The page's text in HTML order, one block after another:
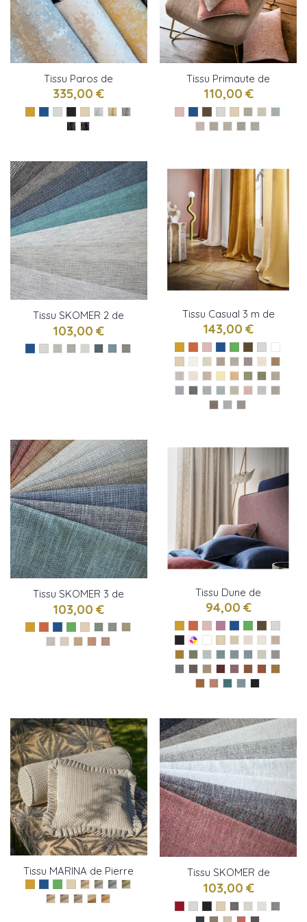
Tissu Paros de
Métaphores
335,00 €
Tissu Primaute de
Casamace
110,00 €
Tissu SKOMER 2 de
Osborne & little
103,00 €
Tissu Casual 3 m de
Casamance
143,00 €
Tissu SKOMER 3 de
Osborne & little
103,00 €
Tissu Dune de
Casamance
94,00 €
Tissu MARINA de Pierre
Frey
Tissu SKOMER de
Osborne & little
103,00 €